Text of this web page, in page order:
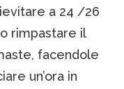
a 24 /26
rimpastare il
facendole
un’ora in